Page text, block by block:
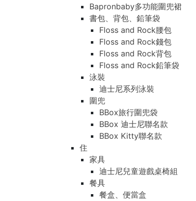
Bapronbaby多功能圍兜裙
書包、背包、鉛筆袋
Floss and Rock腰包
Floss and Rock錢包
Floss and Rock背包
Floss and Rock鉛筆袋
泳裝
迪士尼系列泳裝
圍兜
BBox旅行圍兜袋
BBox 迪士尼聯名款
BBox Kitty聯名款
住
家具
迪士尼兒童遊戲桌椅組
餐具
餐盒、便當盒